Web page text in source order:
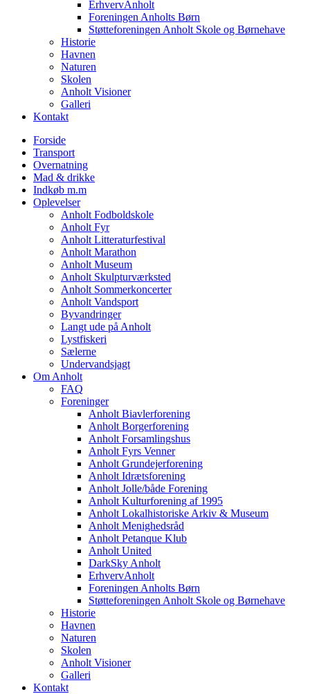
ErhvervAnholt
Foreningen Anholts Børn
Støtteforeningen Anholt Skole og Børnehave
Historie
Havnen
Naturen
Skolen
Anholt Visioner
Galleri
Kontakt
Forside
Transport
Overnatning
Mad & drikke
Indkøb m.m
Oplevelser
Anholt Fodboldskole
Anholt Fyr
Anholt Litteraturfestival
Anholt Marathon
Anholt Museum
Anholt Skulpturværksted
Anholt Sommerkoncerter
Anholt Vandsport
Byvandringer
Langt ude på Anholt
Lystfiskeri
Sælerne
Undervandsjagt
Om Anholt
FAQ
Foreninger
Anholt Biavlerforening
Anholt Borgerforening
Anholt Forsamlingshus
Anholt Fyrs Venner
Anholt Grundejerforening
Anholt Idrætsforening
Anholt Jolle/både Forening
Anholt Kulturforening af 1995
Anholt Lokalhistoriske Arkiv & Museum
Anholt Menighedsråd
Anholt Petanque Klub
Anholt United
DarkSky Anholt
ErhvervAnholt
Foreningen Anholts Børn
Støtteforeningen Anholt Skole og Børnehave
Historie
Havnen
Naturen
Skolen
Anholt Visioner
Galleri
Kontakt